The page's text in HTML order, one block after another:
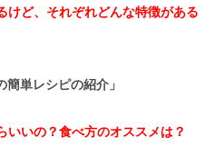
けど、それぞれどんな特徴がある
単レシピの紹介」
いの？食べ方のオススメは？